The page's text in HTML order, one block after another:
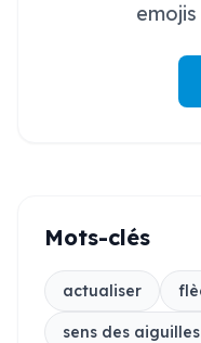
Mots-clés
actualiser
sens des